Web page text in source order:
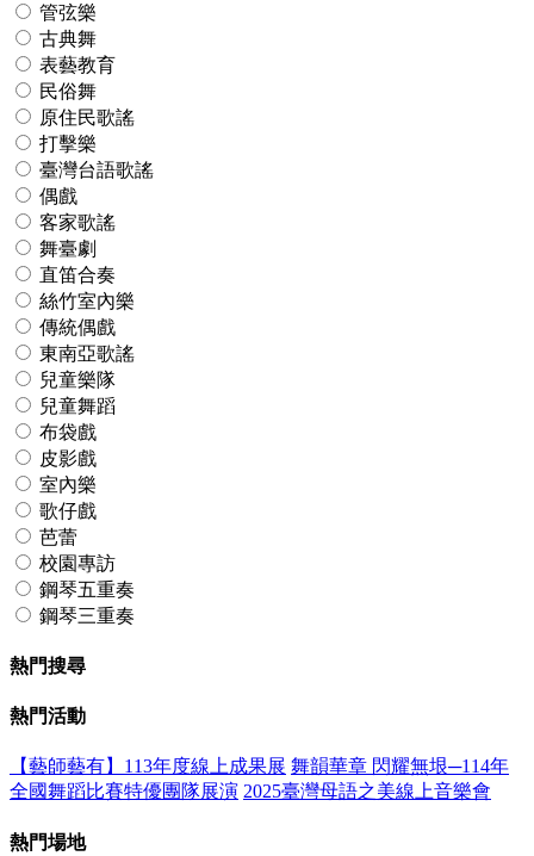
管弦樂
古典舞
表藝教育
民俗舞
原住民歌謠
打擊樂
臺灣台語歌謠
偶戲
客家歌謠
舞臺劇
直笛合奏
絲竹室內樂
傳統偶戲
東南亞歌謠
兒童樂隊
兒童舞蹈
布袋戲
皮影戲
室內樂
歌仔戲
芭蕾
校園專訪
鋼琴五重奏
鋼琴三重奏
熱門搜尋
熱門活動
【藝師藝有】113年度線上成果展 舞韻華章 閃耀無垠─114年
全國舞蹈比賽特優團隊展演 2025臺灣母語之美線上音樂會
熱門場地